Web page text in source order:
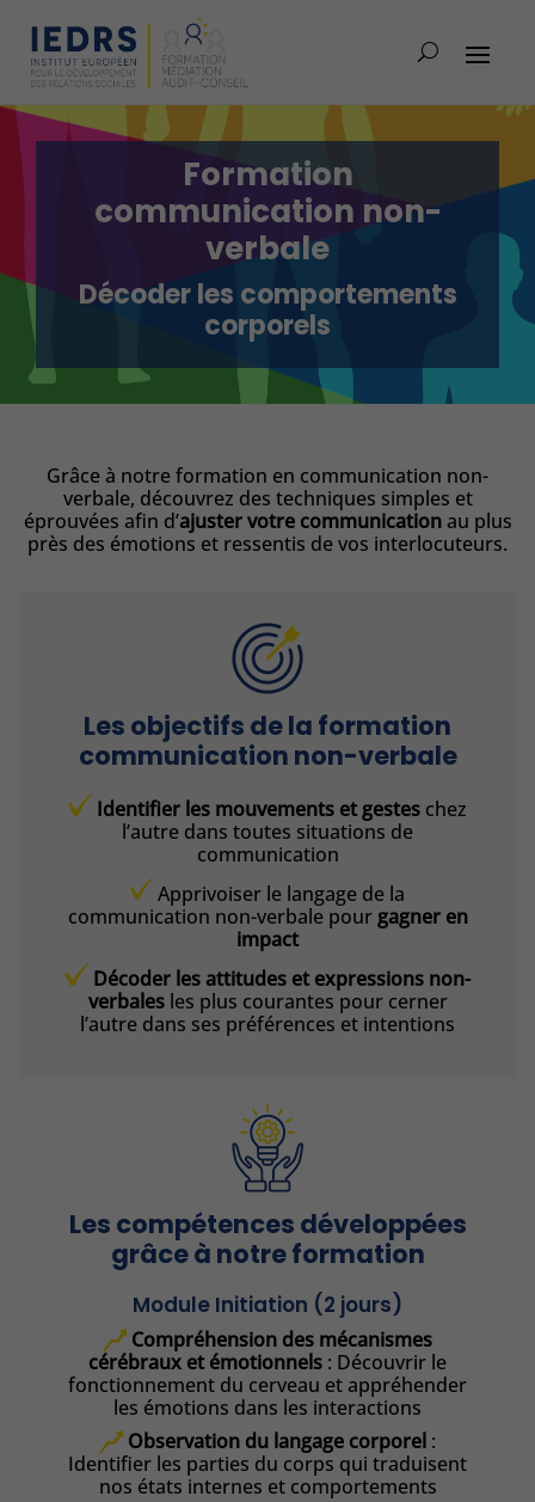
Formation
communication non-
verbale
Décoder les comportements
corporels
Grâce à notre formation en communication non-
verbale, découvrez des techniques simples et
éprouvées afin d’ajuster votre communicationau plus
près des émotions et ressentis de vos interlocuteurs.
Les objectifs de la formation
communication non-verbale
Identifier les mouvements et gesteschez
l’autre dans toutes situations de
communication
Apprivoiser le langage de la
communication non-verbale pourgagner en
impact
Décoder les attitudes et expressions non-
verbalesles plus courantes pour cerner
l’autre dans ses préférences et intentions
Les compétences développées
grâce à notre formation
Module Initiation (2 jours)
Compréhension des mécanismes
cérébraux et émotionnels : Découvrir le
fonctionnement du cerveau et appréhender
les émotions dans les interactions
Observation du langage corporel:
Identifier les parties du corps qui traduisent
nos états internes et comportements